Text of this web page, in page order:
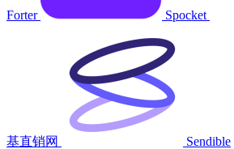
Forter Spocket
基直销网
Sendible